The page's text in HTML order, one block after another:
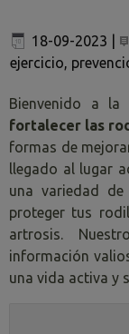
18-09-2023
ejercicio,
Bienvenido a
fortalecer las
formas de
llegado al lugar
una variedad
proteger tus
artrosis.
información
una vida activa y